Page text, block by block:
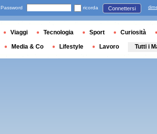
Password ricorda Connettersi
Viaggi Tecnologia Sport Curiosità
Media & Co Lifestyle Lavoro Tutti i